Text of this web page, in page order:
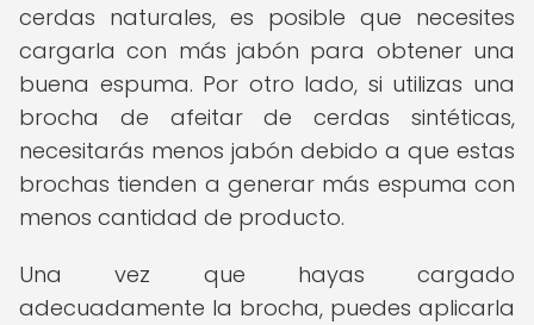
cerdas naturales, es posible que necesites
cargarla con más jabón para obtener una
buena espuma. Por otro lado, si utilizas una
brocha de afeitar de cerdas sintéticas,
necesitarás menos jabón debido a que estas
brochas tienden a generar más espuma con
menos cantidad de producto.
Una vez que hayas cargado
adecuadamente la brocha, puedes aplicarla